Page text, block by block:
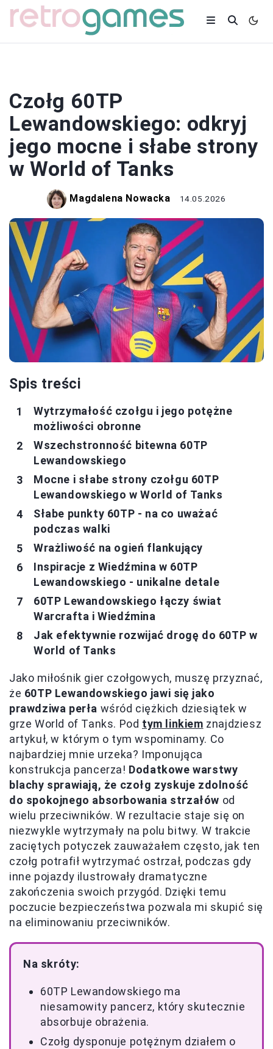
Czołg 60TP
Lewandowskiego: odkryj
jego mocne i słabe strony
w World of Tanks
Magdalena Nowacka 14.05.2026
Spis treści
Wytrzymałość czołgu i jego potężne
możliwości obronne
Wszechstronność bitewna 60TP
Lewandowskiego
Mocne i słabe strony czołgu 60TP
Lewandowskiego w World of Tanks
Słabe punkty 60TP - na co uważać
podczas walki
Wrażliwość na ogień flankujący
Inspiracje z Wiedźmina w 60TP
Lewandowskiego - unikalne detale
60TP Lewandowskiego łączy świat
Warcrafta i Wiedźmina
Jak efektywnie rozwijać drogę do 60TP w
World of Tanks
Jako miłośnik gier czołgowych, muszę przyznać,
że 60TP Lewandowskiego jawi się jako
prawdziwa perła wśród ciężkich dziesiątek w
grze World of Tanks. Pod tym linkiem znajdziesz
artykuł, w którym o tym wspominamy. Co
najbardziej mnie urzeka? Imponująca
konstrukcja pancerza! Dodatkowe warstwy
blachy sprawiają, że czołg zyskuje zdolność
do spokojnego absorbowania strzałów od
wielu przeciwników. W rezultacie staje się on
niezwykle wytrzymały na polu bitwy. W trakcie
zaciętych potyczek zauważałem często, jak ten
czołg potrafił wytrzymać ostrzał, podczas gdy
inne pojazdy ilustrowały dramatyczne
zakończenia swoich przygód. Dzięki temu
poczucie bezpieczeństwa pozwala mi skupić się
na eliminowaniu przeciwników.
Na skróty:
60TP Lewandowskiego ma
niesamowity pancerz, który skutecznie
absorbuje obrażenia.
Czołg dysponuje potężnym działem o